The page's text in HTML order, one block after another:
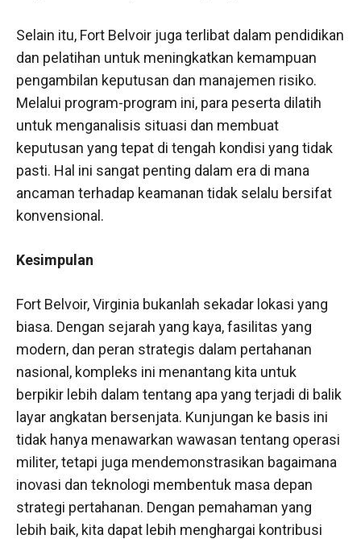
Selain itu, Fort Belvoir juga terlibat dalam pendidikan
dan pelatihan untuk meningkatkan kemampuan
pengambilan keputusan dan manajemen risiko.
Melalui program-program ini, para peserta dilatih
untuk menganalisis situasi dan membuat
keputusan yang tepat di tengah kondisi yang tidak
pasti. Hal ini sangat penting dalam era di mana
ancaman terhadap keamanan tidak selalu bersifat
konvensional.
Kesimpulan
Fort Belvoir, Virginia bukanlah sekadar lokasi yang
biasa. Dengan sejarah yang kaya, fasilitas yang
modern, dan peran strategis dalam pertahanan
nasional, kompleks ini menantang kita untuk
berpikir lebih dalam tentang apa yang terjadi di balik
layar angkatan bersenjata. Kunjungan ke basis ini
tidak hanya menawarkan wawasan tentang operasi
militer, tetapi juga mendemonstrasikan bagaimana
inovasi dan teknologi membentuk masa depan
strategi pertahanan. Dengan pemahaman yang
lebih baik, kita dapat lebih menghargai kontribusi